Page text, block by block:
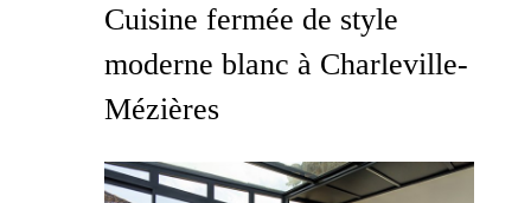
Cuisine fermée de style
moderne blanc à Charleville-
Mézières